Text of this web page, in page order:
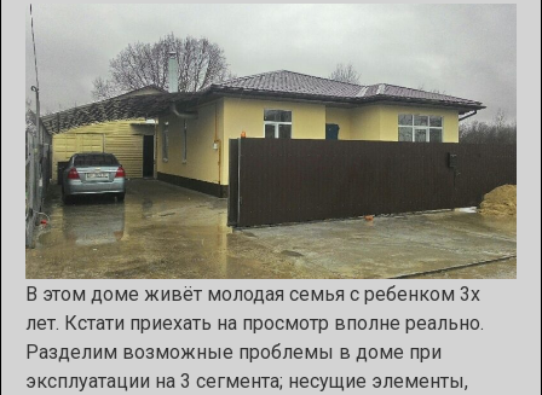
В этом доме живёт молодая семья с ребенком 3х
лет. Кстати приехать на просмотр вполне реально.
Разделим возможные проблемы в доме при
эксплуатации на 3 сегмента; несущие элементы,